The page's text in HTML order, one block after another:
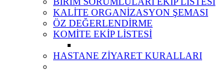
KALİTE ORGANİZASYON ŞEMASI
ÖZ DEĞERLENDİRME
KOMİTE EKİP LİSTESİ
HASTANE ZİYARET KURALLARI